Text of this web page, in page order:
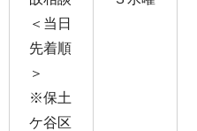
＜当日
先着順
＞
※保土
ケ谷区